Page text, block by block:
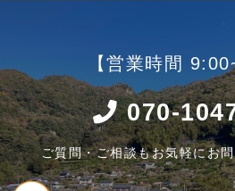
【営業時間
070-
ご質問・ご相談もお気軽にお